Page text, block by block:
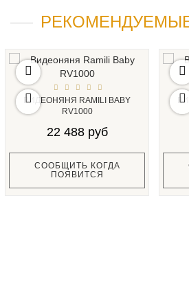
ВИДЕОНЯНЯ RAMILI BABY
RV1000
22 488 руб
СООБЩИТЬ КОГДА
ПОЯВИТСЯ